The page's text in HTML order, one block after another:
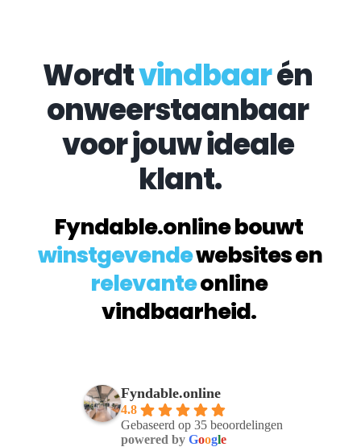
Wordt vindbaar én
onweerstaanbaar
voor jouw ideale
klant.
Fyndable.online bouwt
winstgevende
websites en
relevante online
vindbaarheid.
Fyndable.online
4.8
Gebaseerd op 35 beoordelingen
powered byGoogle